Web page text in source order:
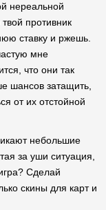
нереальной
противник
ставку и ржешь.
мне
что они так
шансов затащить,
от их отстойной
небольшие
за уши ситуация,
Сделай
скины для карт и